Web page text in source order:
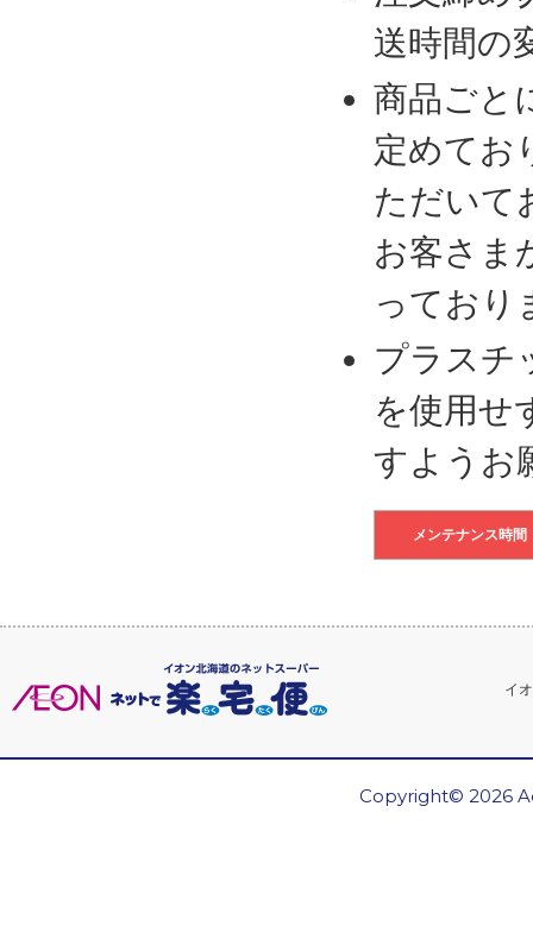
送時間の
商品ごと
定めてお
ただいて
お客さま
っており
プラスチ
を使用せ
すようお
メンテナンス時間
イ
Copyright© 2026